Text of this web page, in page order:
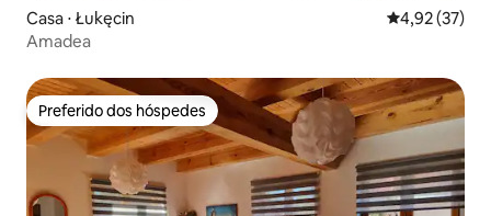
Casa ⋅ Łukęcin 4,92 de uma
4,92 (37)
Amadea
Preferido dos hóspedes
Preferido dos hóspedes